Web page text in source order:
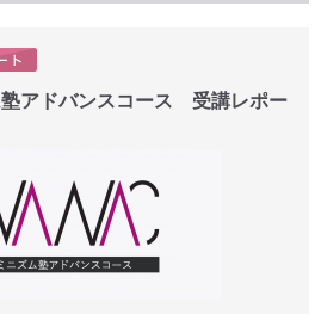
アドバンスコース 受講レポー